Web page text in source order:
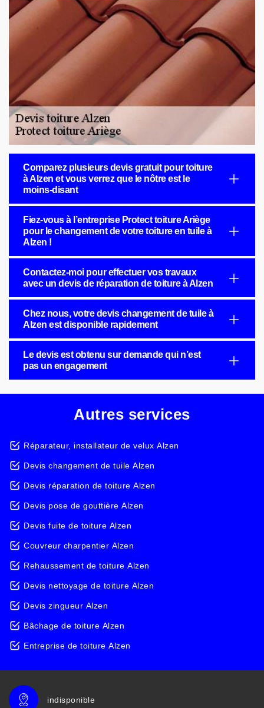
Comparez plusieurs devis gratuit pour toiture
à Alzen et vous verrez que le nôtre est le
moins-disant
Fiez-vous à l’entreprise Protect toiture Ariège
pour le changement de votre toiture en tuile à
Alzen !
Contactez-moi pour effectuer vos travaux
avec un devis de réparation de toiture à Alzen
Chez nous, votre devis changement de tuile à
Alzen est disponible rapidement
Le devis est obtenu sur demande qui n’est
pas un engagement
Autres services
Réparateur, installateur de velux Alzen
Devis changement de tuile Alzen
Devis réparation de toiture Alzen
Devis pose de gouttière Alzen
Devis fuite de toiture Alzen
Couvreur charpentier Alzen
Rehaussement de toiture Alzen
Devis nettoyage de toiture Alzen
Devis zingueur Alzen
Bâchage de toiture Alzen
Entreprise de toiture Alzen
indisponible